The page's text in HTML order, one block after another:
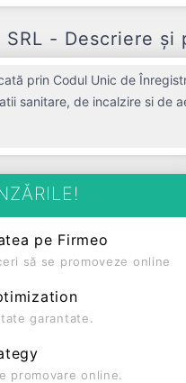
SRL - Descriere
prin Codul Unic de
sanitare, de incalzire si de
pe Firmeo
să se promoveze online
garantate.
promovare online.